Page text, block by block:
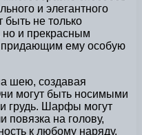
и элегантного
не только
и прекрасным
придающим ему особую
шею, создавая
могут быть носимыми
грудь. Шарфы могут
повязка на голову,
к любому наряду.